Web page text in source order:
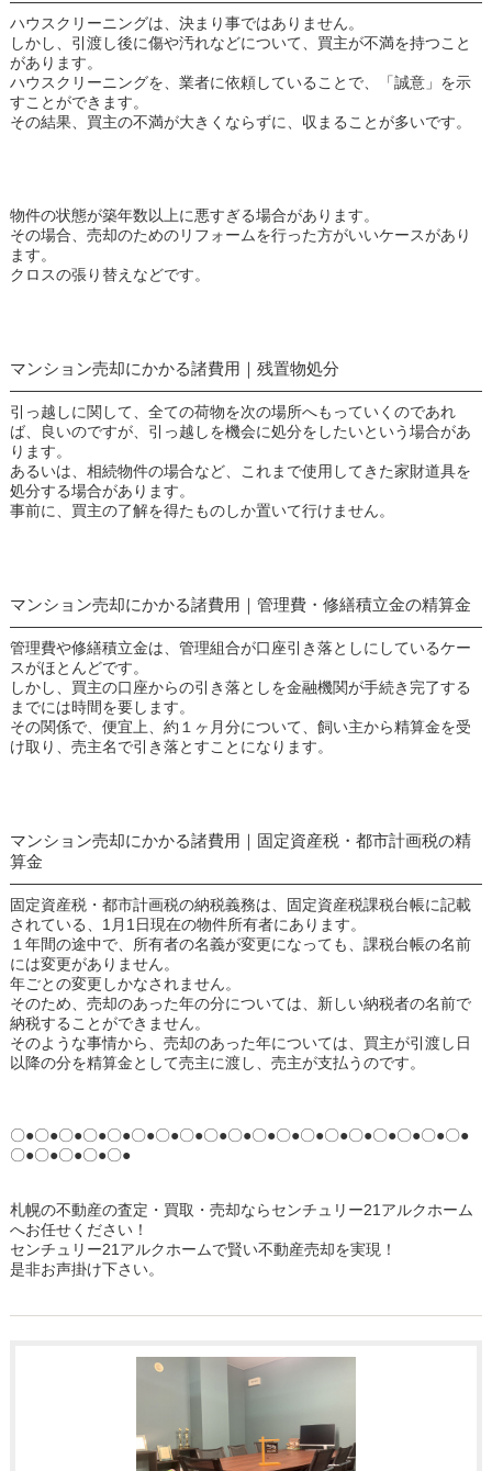
ハウスクリーニングは、決まり事ではありません。
しかし、引渡し後に傷や汚れなどについて、買主が不満を持つこと
があります。
ハウスクリーニングを、業者に依頼していることで、「誠意」を示
すことができます。
その結果、買主の不満が大きくならずに、収まることが多いです。
物件の状態が築年数以上に悪すぎる場合があります。
その場合、売却のためのリフォームを行った方がいいケースがあり
ます。
クロスの張り替えなどです。
マンション売却にかかる諸費用｜残置物処分
引っ越しに関して、全ての荷物を次の場所へもっていくのであれ
ば、良いのですが、引っ越しを機会に処分をしたいという場合があ
ります。
あるいは、相続物件の場合など、これまで使用してきた家財道具を
処分する場合があります。
事前に、買主の了解を得たものしか置いて行けません。
マンション売却にかかる諸費用｜管理費・修繕積立金の精算金
管理費や修繕積立金は、管理組合が口座引き落としにしているケー
スがほとんどです。
しかし、買主の口座からの引き落としを金融機関が手続き完了する
までには時間を要します。
その関係で、便宜上、約１ヶ月分について、飼い主から精算金を受
け取り、売主名で引き落とすことになります。
マンション売却にかかる諸費用｜固定資産税・都市計画税の精
算金
固定資産税・都市計画税の納税義務は、固定資産税課税台帳に記載
されている、1月1日現在の物件所有者にあります。
１年間の途中で、所有者の名義が変更になっても、課税台帳の名前
には変更がありません。
年ごとの変更しかなされません。
そのため、売却のあった年の分については、新しい納税者の名前で
納税することができません。
そのような事情から、売却のあった年については、買主が引渡し日
以降の分を精算金として売主に渡し、売主が支払うのです。
〇●〇●〇●〇●〇●〇●〇●〇●〇●〇●〇●〇●〇●〇●〇●〇●〇●〇●〇●
〇●〇●〇●〇●〇●
札幌の不動産の査定・買取・売却ならセンチュリー21アルクホーム
へお任せください！
センチュリー21アルクホームで賢い不動産売却を実現！
是非お声掛け下さい。